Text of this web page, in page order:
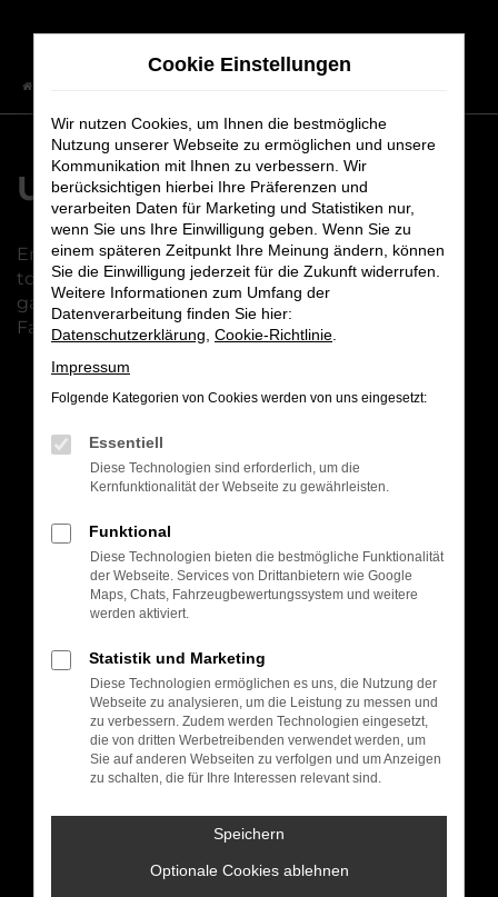
Zum
springen
Unser Fahrzeugbestand
Entdecken Sie unsere vielfältige Auswahl an
topgepflegten Fahrzeugen. Bei uns finden Sie
garantiert das passende Modell – Qualität und
Fahrspaß inklusive!
Fehler: Network Error
Beim Laden ist ein Fehler aufgetreten.
Hier sind ein paar Tipps, die dir helfen können:
Überprüfe deine Firewall und deine
Internetverbindung.
Laden andere Webseiten, zum Beispiel
deine Suchmaschine?
Prüfe deine Browsererweiterungen.
Manche Erweiterungen, wie Werbeblocker,
können das Laden bestimmter Seiten
verhindern. Funktioniert die Seite in einem
anderen Browser oder in einem privaten
Starte dein Gerät neu.
vorübergehende Probleme zu beheben.
Cookie Einstellungen
Wir nutzen Cookies, um Ihnen die bestmögliche
Nutzung unserer Webseite zu ermöglichen und unsere
Kommunikation mit Ihnen zu verbessern. Wir
berücksichtigen hierbei Ihre Präferenzen und
verarbeiten Daten für Marketing und Statistiken nur,
wenn Sie uns Ihre Einwilligung geben. Wenn Sie zu
einem späteren Zeitpunkt Ihre Meinung ändern, können
Sie die Einwilligung jederzeit für die Zukunft widerrufen.
Weitere Informationen zum Umfang der
Datenverarbeitung finden Sie hier:
Datenschutzerklärung Cookie-Richtlinie
Impressum
Folgende Kategorien von Cookies werden von uns eingesetzt:
Essentiell
Diese Technologien sind erforderlich, um die
Kernfunktionalität der Webseite zu gewährleisten.
Funktional
Diese Technologien bieten die bestmögliche Funktionalität
der Webseite. Services von Drittanbietern wie Google
Maps, Chats, Fahrzeugbewertungssystem und weitere
werden aktiviert.
Statistik und Marketing
Diese Technologien ermöglichen es uns, die Nutzung der
Webseite zu analysieren, um die Leistung zu messen und
zu verbessern. Zudem werden Technologien eingesetzt,
die von dritten Werbetreibenden verwendet werden, um
Sie auf anderen Webseiten zu verfolgen und um Anzeigen
zu schalten, die für Ihre Interessen relevant sind.
Speichern
Optionale Cookies ablehnen